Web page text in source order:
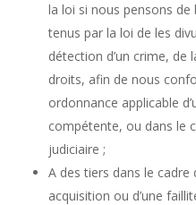
la loi si nous pensons
tenus par la loi de les
détection d’un crime, de
droits, afin de nous
ordonnance applicable
compétente, ou dans le
judiciaire ;
A des tiers dans le cadre
acquisition ou d’une